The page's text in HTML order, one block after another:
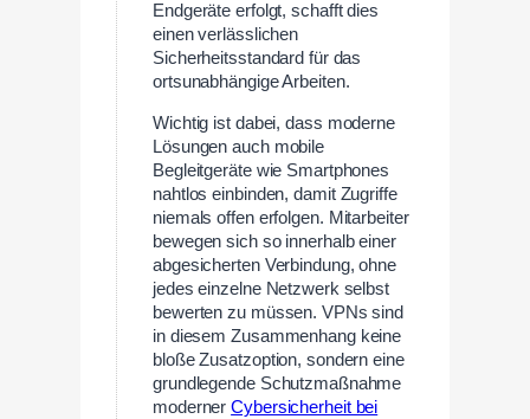
Endgeräte erfolgt, schafft dies
einen verlässlichen
Sicherheitsstandard für das
ortsunabhängige Arbeiten.
Wichtig ist dabei, dass moderne
Lösungen auch mobile
Begleitgeräte wie Smartphones
nahtlos einbinden, damit Zugriffe
niemals offen erfolgen. Mitarbeiter
bewegen sich so innerhalb einer
abgesicherten Verbindung, ohne
jedes einzelne Netzwerk selbst
bewerten zu müssen. VPNs sind
in diesem Zusammenhang keine
bloße Zusatzoption, sondern eine
grundlegende Schutzmaßnahme
modernerCybersicherheit bei